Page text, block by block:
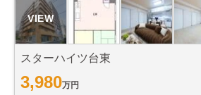
スターハイツ台東
3,980万円